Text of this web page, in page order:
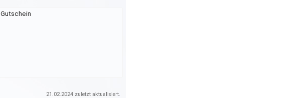
21.02.2024 zuletzt aktualisiert.